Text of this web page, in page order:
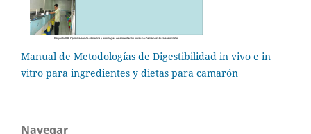
Manual de Metodologías de Digestibilidad in vivo e in
vitro para ingredientes y dietas para camarón
Navegar